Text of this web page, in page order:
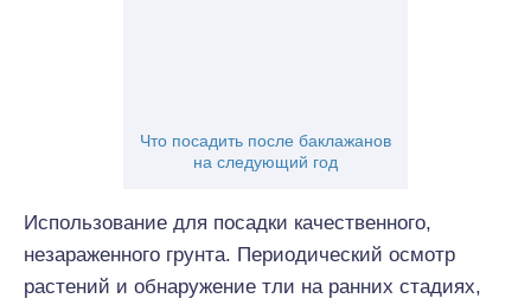
Что посадить после баклажанов
на следующий год
Использование для посадки качественного,
незараженного грунта. Периодический осмотр
растений и обнаружение тли на ранних стадиях,